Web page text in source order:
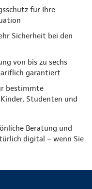
für Ihre
Sicherheit bei den
von bis zu sechs
garantiert
bestimmte
Studenten und
Beratung und
digital – wenn Sie